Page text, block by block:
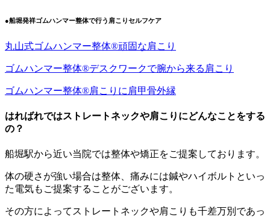
●船堀発祥ゴムハンマー整体で行う肩こりセルフケア
丸山式ゴムハンマー整体®︎頑固な肩こり
ゴムハンマー整体®︎デスクワークで腕から来る肩こり
ゴムハンマー整体®️肩こりに肩甲骨外縁
はればれではストレートネックや肩こりにどんなことをする
の？
船堀駅から近い当院では整体や矯正をご提案しております。
体の硬さが強い場合は整体、痛みには鍼やハイボルトといっ
た電気もご提案することがございます。
その方によってストレートネックや肩こりも千差万別であっ